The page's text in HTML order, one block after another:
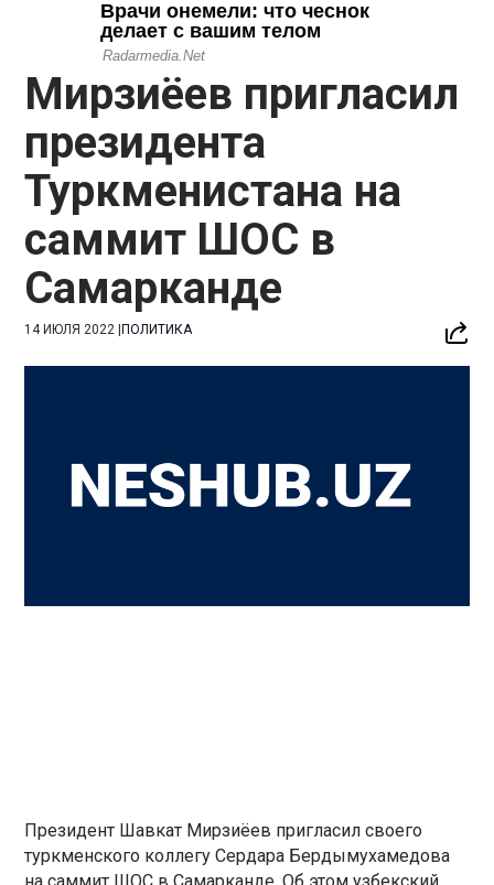
Мирзиёев пригласил
президента
Туркменистана на
саммит ШОС в
Самарканде
14 ИЮЛЯ 2022 |ПОЛИТИКА
Президент Шавкат Мирзиёев пригласил своего
туркменского коллегу Сердара Бердымухамедова